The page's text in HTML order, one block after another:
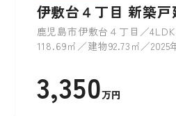
伊敷台４丁目 新築戸
鹿児島市伊敷台４丁目／
118.69㎡／建物92.73㎡／2025
3,350万円